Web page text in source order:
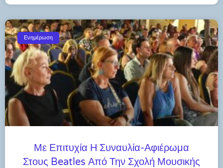
Ενημέρωση
Με Επιτυχία Η Συναυλία-Αφιέρωμα
Στους Beatles Από Την Σχολή Μουσικής